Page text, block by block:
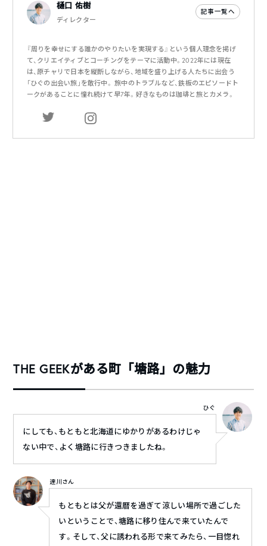
樋口 佑樹
ディレクター
記事一覧へ
『周りを幸せにする誰かのやりたいを実現する』という個人理念を掲げ
て、クリエイティブとコーチングをテーマに活動中。2022年には現在
は、原チャリで日本を縦断しながら、地域を盛り上げる人たちに出会う
「ひぐの出会い旅」を敢行中。 旅中のトラブルなど、鉄板のエピソードト
ークがあることに憧れ続けて早7年。好きなものは珈琲と旅とカメラ。
THE GEEKがある町「塘路」の魅力
にしても、もともと北海道にゆかりがあるわけじゃ
ない中で、よく塘路に行きつきましたね。
ひぐ
達川さん
もともとは父が還暦を過ぎて涼しい場所で過ごした
いということで、塘路に移り住んで来ていたんで
す。そして、父に誘われる形で来てみたら、一目惚れ